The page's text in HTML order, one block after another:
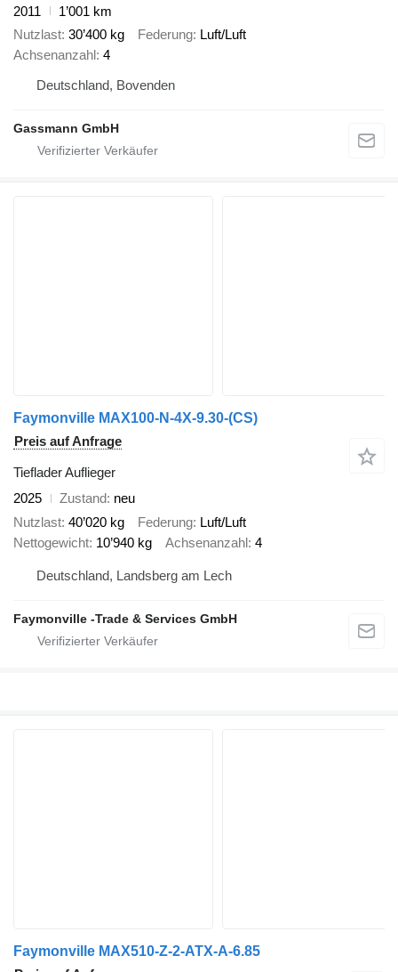
2011
1’001 km
Nutzlast 30’400 kg Federung Luft/Luft
Achsenanzahl 4
Deutschland, Bovenden
Gassmann GmbH
Faymonville MAX100-N-4X-9.30-(CS)
Preis auf Anfrage
Tieflader Auflieger
2025
Zustand neu
Nutzlast 40’020 kg Federung Luft/Luft
Nettogewicht 10’940 kg Achsenanzahl 4
Deutschland, Landsberg am Lech
Faymonville -Trade & Services GmbH
Faymonville MAX510-Z-2-ATX-A-6.85